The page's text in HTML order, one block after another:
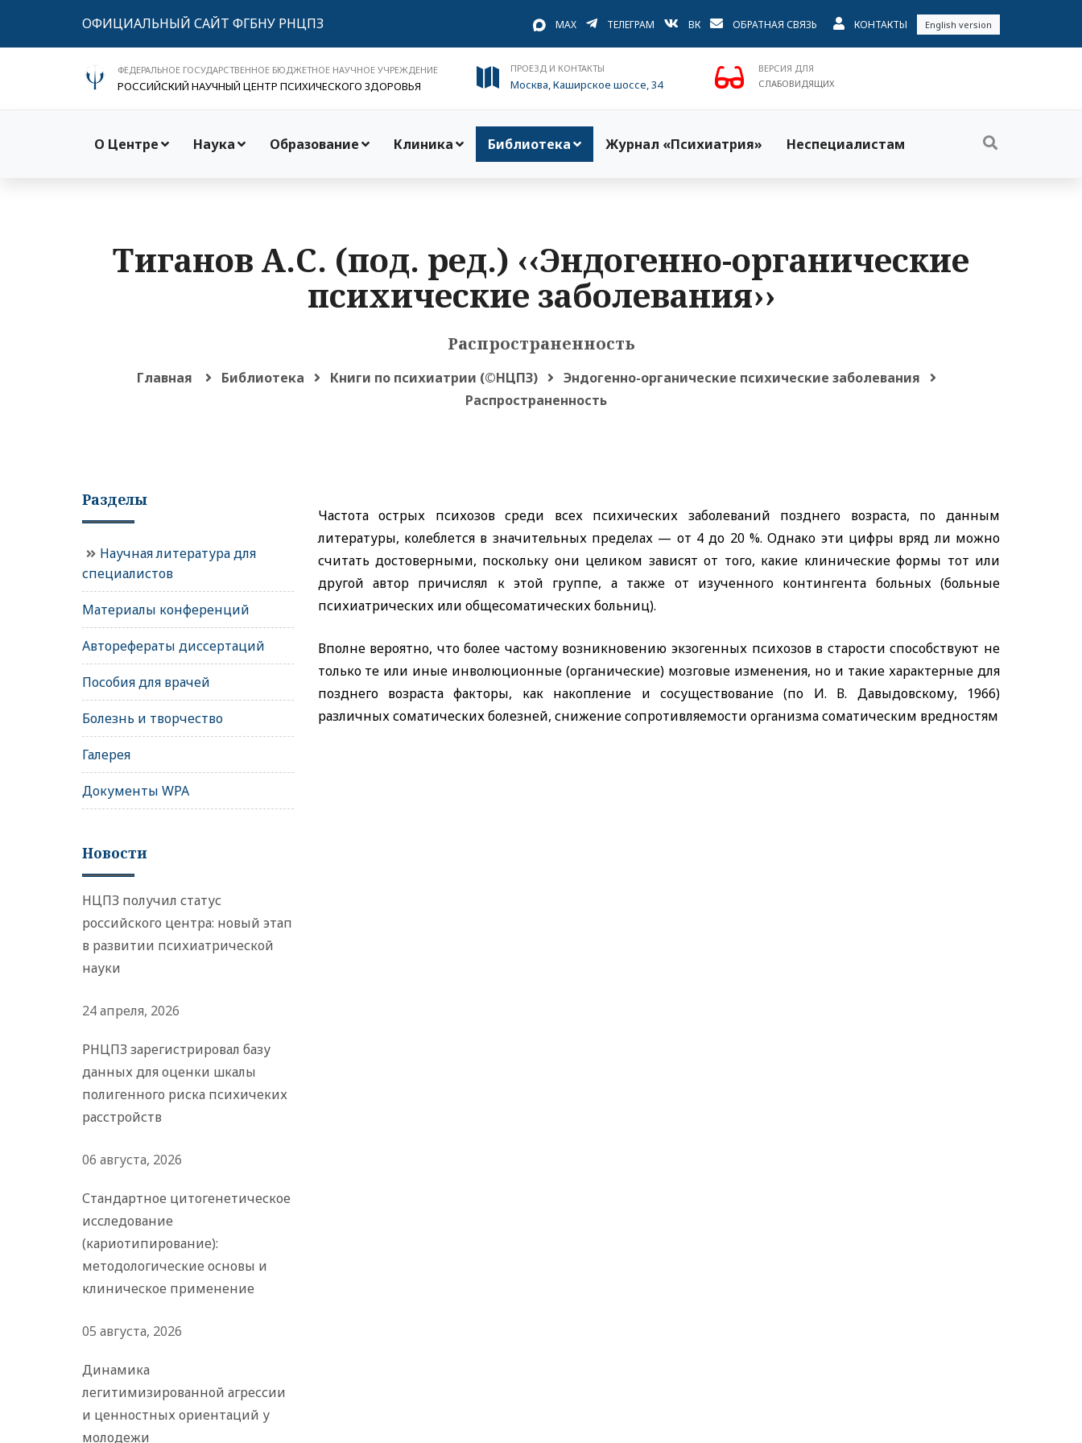
ОФИЦИАЛЬНЫЙ САЙТ ФГБНУ РНЦПЗ MAX ТЕЛЕГРАМ ВК ОБРАТНАЯ СВЯЗЬ КОНТАКТЫ English version
ФЕДЕРАЛЬНОЕ ГОСУДАРСТВЕННОЕ БЮДЖЕТНОЕ НАУЧНОЕ УЧРЕЖДЕНИЕ
РОССИЙСКИЙ НАУЧНЫЙ ЦЕНТР ПСИХИЧЕСКОГО ЗДОРОВЬЯ
ПРОЕЗД И КОНТАКТЫ
Москва, Каширское шоссе, 34
ВЕРСИЯ ДЛЯ
СЛАБОВИДЯЩИХ
О Центре Наука Образование Клиника Библиотека Журнал «Психиатрия» Неспециалистам
Тиганов А.С. (под. ред.) ‹‹Эндогенно-органические
психические заболевания››
Распространенность
Главная Библиотека Книги по психиатрии (©НЦПЗ)
Эндогенно-органические психические заболевания
Распространенность
Частота острых психозов среди всех психических заболеваний позднего возраста, по данным
литературы, колеблется в значительных пределах — от 4 до 20 %. Однако эти цифры вряд ли можно
считать достоверными, поскольку они целиком зависят от того, какие клинические формы тот или
другой автор причислял к этой группе, а также от изученного контингента больных (больные
психиатрических или общесоматических больниц).
Вполне вероятно, что более частому возникновению экзогенных психозов в старости способствуют не
только те или иные инволюционные (органические) мозговые изменения, но и такие характерные для
позднего возраста факторы, как накопление и сосуществование (по И. В. Давыдовскому, 1966)
различных соматических болезней, снижение сопротивляемости организма соматическим вредностям
Разделы
Научная литература для
специалистов
Материалы конференций
Авторефераты диссертаций
Пособия для врачей
Болезнь и творчество
Галерея
Документы WPA
Новости
НЦПЗ получил статус
российского центра: новый этап
в развитии психиатрической
науки
24 апреля, 2026
РНЦПЗ зарегистрировал базу
данных для оценки шкалы
полигенного риска психичеких
расстройств
06 августа, 2026
Стандартное цитогенетическое
исследование
(кариотипирование):
методологические основы и
клиническое применение
05 августа, 2026
Динамика
легитимизированной агрессии
и ценностных ориентаций у
молодежи